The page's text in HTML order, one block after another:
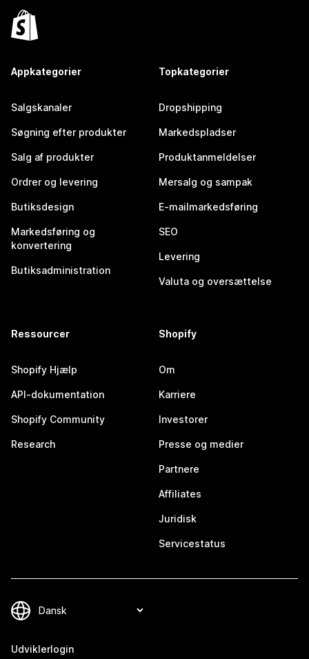
Appkategorier
Salgskanaler
Søgning efter produkter
Salg af produkter
Ordrer og levering
Butiksdesign
Markedsføring og
konvertering
Butiksadministration
Topkategorier
Dropshipping
Markedspladser
Produktanmeldelser
Mersalg og sampak
E-mailmarkedsføring
SEO
Levering
Valuta og oversættelse
Ressourcer
Shopify Hjælp
API-dokumentation
Shopify Community
Research
Shopify
Om
Karriere
Investorer
Presse og medier
Partnere
Affiliates
Juridisk
Servicestatus
Udviklerlogin